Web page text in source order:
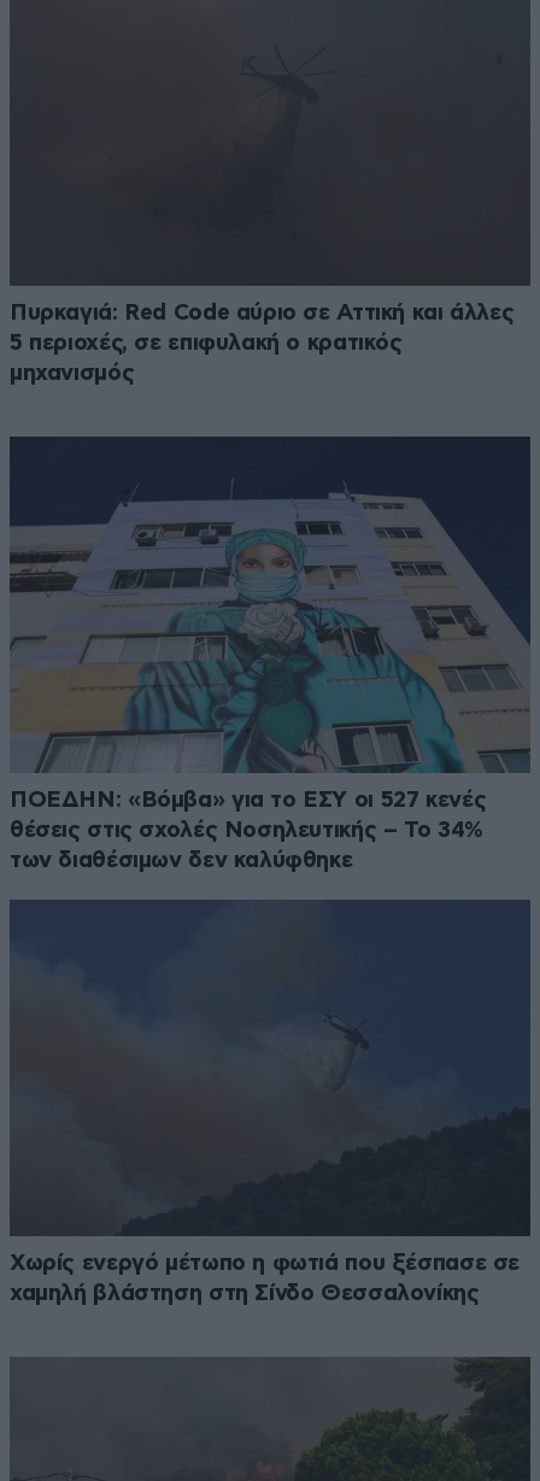
Πυρκαγιά: Red Code αύριο σε Αττική και άλλες
5 περιοχές, σε επιφυλακή ο κρατικός
μηχανισμός
ΠΟΕΔΗΝ: «Βόμβα» για το ΕΣΥ οι 527 κενές
θέσεις στις σχολές Νοσηλευτικής – Το 34%
των διαθέσιμων δεν καλύφθηκε
Χωρίς ενεργό μέτωπο η φωτιά που ξέσπασε σε
χαμηλή βλάστηση στη Σίνδο Θεσσαλονίκης